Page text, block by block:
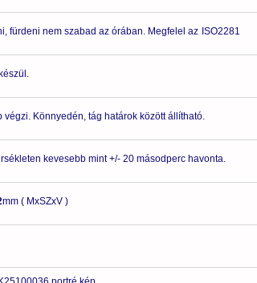
fürdeni nem szabad az órában. Megfelel az ISO2281
Könnyedén, tág határok között állítható.
kevesebb mint +/- 20 másodperc havonta.
mm ( MxSZxV )